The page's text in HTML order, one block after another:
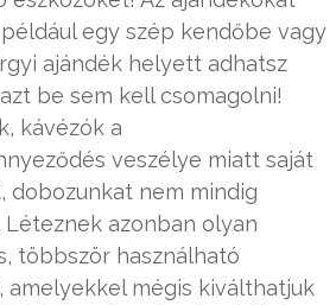
egy szép kendőbe vagy
ajándék helyett adhatsz
be sem kell csomagolni!
kávézók a
veszélye miatt saját
dobozunkat nem mindig
Léteznek azonban olyan
többször használható
amelyekkel mégis kiválthatjuk